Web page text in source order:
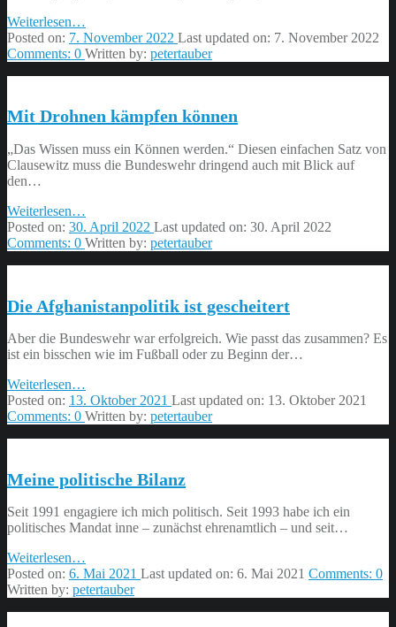
Weiterlesen
über
Kriege
damit
sie
nicht
…
Posted on: 7. November 2022 Last updated on: 7. November 2022
Comments: 0 Written by: petertauber
Mit Drohnen kämpfen können
„Das Wissen muss ein Können werden.“ Diesen einfachen Satz von
Clausewitz muss die Bundeswehr dringend auch mit Blick auf
den…
Weiterlesen
Drohnen
kämpfen
…
Posted on: 30. April 2022 Last updated on: 30. April 2022
Comments: 0 Written by: petertauber
Die Afghanistanpolitik ist gescheitert
Aber die Bundeswehr war erfolgreich. Wie passt das zusammen? Es
ist ein bisschen wie im Fußball oder zu Beginn der…
Weiterlesen
Afghanistanpolitik
ist
…
Posted on: 13. Oktober 2021 Last updated on: 13. Oktober 2021
Comments: 0 Written by: petertauber
Meine politische Bilanz
Seit 1991 engagiere ich mich politisch. Seit 1993 habe ich ein
politisches Mandat inne – zunächst ehrenamtlich – und seit…
Weiterlesen
politische
Bilanz”
…
Posted on: 6. Mai 2021 Last updated on: 6. Mai 2021 Comments: 0
Written by: petertauber